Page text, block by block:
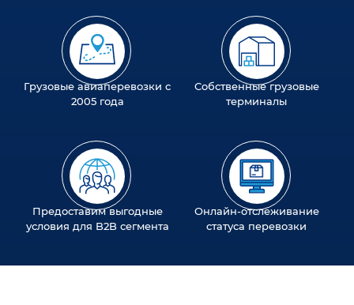
Грузовые авиаперевозки с
2005 года
Собственные грузовые
терминалы
Предоставим выгодные
условия для B2B сегмента
Онлайн-отслеживание
статуса перевозки